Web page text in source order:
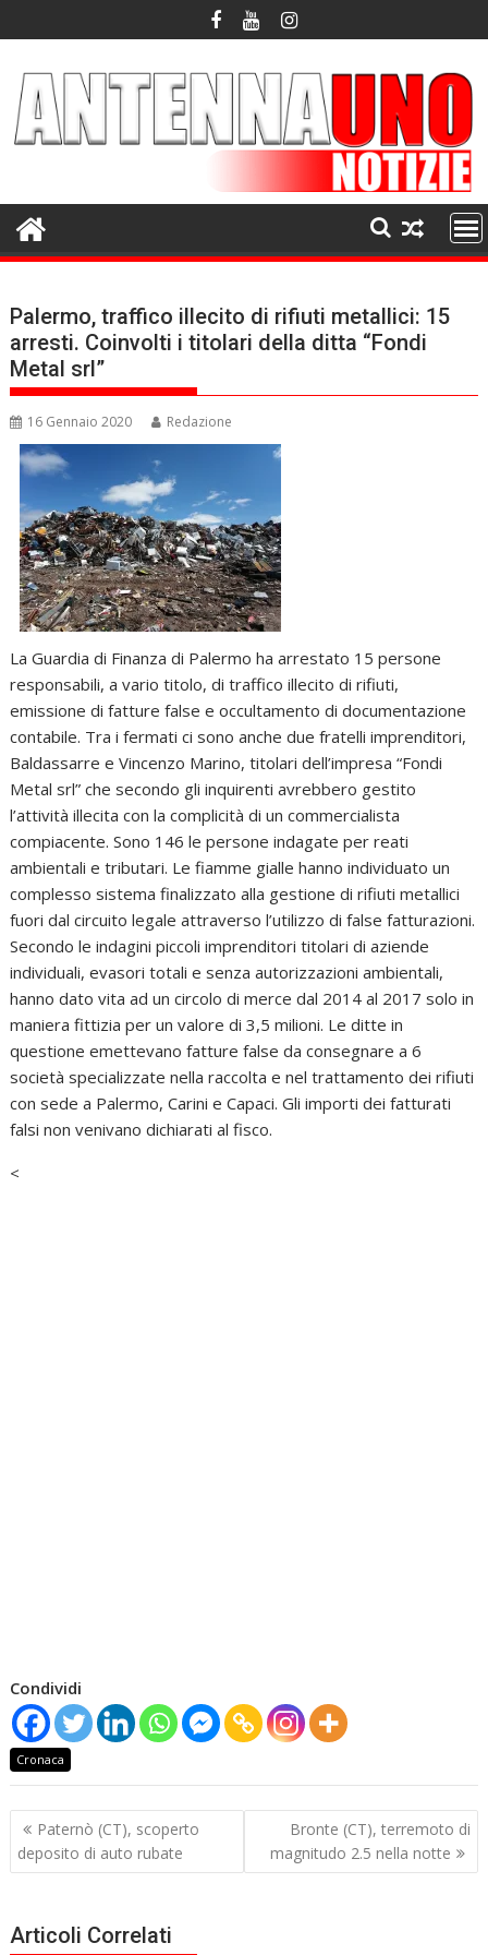
to
Palermo, traffico illecito di rifiuti metallici: 15
arresti. Coinvolti i titolari della ditta “Fondi
Metal srl”
16 Gennaio 2020 Redazione
La Guardia di Finanza di Palermo ha arrestato 15 persone
responsabili, a vario titolo, di traffico illecito di rifiuti,
emissione di fatture false e occultamento di documentazione
contabile. Tra i fermati ci sono anche due fratelli imprenditori,
Baldassarre e Vincenzo Marino, titolari dell’impresa “Fondi
Metal srl” che secondo gli inquirenti avrebbero gestito
l’attività illecita con la complicità di un commercialista
compiacente. Sono 146 le persone indagate per reati
ambientali e tributari. Le fiamme gialle hanno individuato un
complesso sistema finalizzato alla gestione di rifiuti metallici
fuori dal circuito legale attraverso l’utilizzo di false fatturazioni.
Secondo le indagini piccoli imprenditori titolari di aziende
individuali, evasori totali e senza autorizzazioni ambientali,
hanno dato vita ad un circolo di merce dal 2014 al 2017 solo in
maniera fittizia per un valore di 3,5 milioni. Le ditte in
questione emettevano fatture false da consegnare a 6
società specializzate nella raccolta e nel trattamento dei rifiuti
con sede a Palermo, Carini e Capaci. Gli importi dei fatturati
falsi non venivano dichiarati al fisco.
<
Condividi
Cronaca
Navigazione
articoli
Paternò (CT), scoperto
deposito di auto rubate
Bronte (CT), terremoto di
magnitudo 2.5 nella notte
Articoli Correlati